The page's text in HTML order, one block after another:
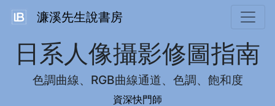
濂溪先生說書房
日系人像攝影修圖指南
色調曲線、RGB曲線通道、色調、飽和度
資深快門師